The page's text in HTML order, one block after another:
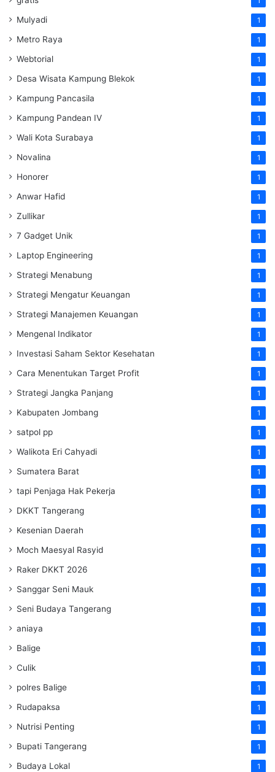
Mulyadi 1
Metro Raya 1
Webtorial 1
Desa Wisata Kampung Blekok 1
Kampung Pancasila 1
Kampung Pandean IV 1
Wali Kota Surabaya 1
Novalina 1
Honorer 1
Anwar Hafid 1
Zullikar 1
7 Gadget Unik 1
Laptop Engineering 1
Strategi Menabung 1
Strategi Mengatur Keuangan 1
Strategi Manajemen Keuangan 1
Mengenal Indikator 1
Investasi Saham Sektor Kesehatan 1
Cara Menentukan Target Profit 1
Strategi Jangka Panjang 1
Kabupaten Jombang 1
satpol pp 1
Walikota Eri Cahyadi 1
Sumatera Barat 1
tapi Penjaga Hak Pekerja 1
DKKT Tangerang 1
Kesenian Daerah 1
Moch Maesyal Rasyid 1
Raker DKKT 2026 1
Sanggar Seni Mauk 1
Seni Budaya Tangerang 1
aniaya 1
Balige 1
Culik 1
polres Balige 1
Rudapaksa 1
Nutrisi Penting 1
Bupati Tangerang 1
Budaya Lokal 1